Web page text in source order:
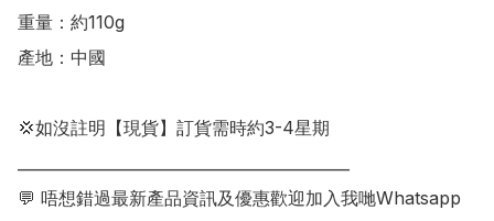
重量：約110g
產地：中國
💢如沒註明【現貨】訂貨需時約3-4星期
💬 唔想錯過最新產品資訊及優惠歡迎加入我哋Whatsapp